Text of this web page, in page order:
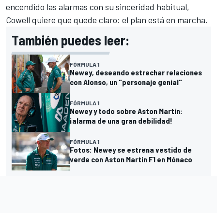
encendido las alarmas con su sinceridad habitual,
Cowell quiere que quede claro: el plan está en marcha.
También puedes leer:
FÓRMULA 1
Newey, deseando estrechar relaciones
con Alonso, un "personaje genial"
FÓRMULA 1
Newey y todo sobre Aston Martin:
¡alarma de una gran debilidad!
FÓRMULA 1
Fotos: Newey se estrena vestido de
verde con Aston Martin F1 en Mónaco